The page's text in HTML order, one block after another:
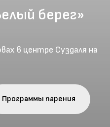
берег»
в центре Суздаля на
Программы парения